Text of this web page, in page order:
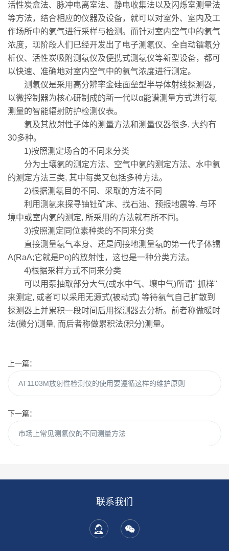
活性炭盒法、脉冲电离室法、静电收集法以及闪烁室测量法
等方法，结合相应的仪器及设备，就可以对室外、室内及工
作场所中的氡气进行采样与检测。而针对室内空气中的氡气
浓度，现阶段人们已经开发出了电子测氡仪、全自动镭氡分
析仪、活性炭吸附测氡仪及便携式测氡仪等新型设备，都可
以快速、准确地对室内空气中的氡气浓度进行测定。
测氡仪是采用高分辨率金硅面垒型半导体射线探测器，
以微控制器为核心研制成的新一代以α能谱测量方式进行氡
测量的智能辐射防护检测仪表。
氡及其放射性子体的测量方法和测量仪器很多, 大约有
30多种。
1)按照测定场合的不同来分类
分为土壤氡的测定方法、空气中氡的测定方法、水中氡
的测定方法三类, 其中每类又包括多种方法。
2)根据测氡目的不同、采取的方法不同
利用测氡来探寻铀钍矿床、找石油、预报地震等, 与环
境中或室内氡的测定, 所采用的方法就有所不同。
3)按照测定同位素种类的不同来分类
直接测量氡气本身、还是间接地测量氡的第一代子体镭
A(RaA;它就是Po)的放射性，这也是一种分类方法。
4)根据采样方式不同来分类
可以用泵抽取部分大气(或水中气、壤中气)所谓" 抓样"
来测定, 或者可以采用无源式(被动式) 等待氡气自己扩散到
探测器上并累积一段时间后用探测器去分析。前者称做暖时
法(微分)测量, 而后者称做累积法(积分)测量。
上一篇：
AT1103M放射性检测仪的使用要遵循这样的维护原则
下一篇：
市场上常见测氡仪的不同测量方法
联系我们